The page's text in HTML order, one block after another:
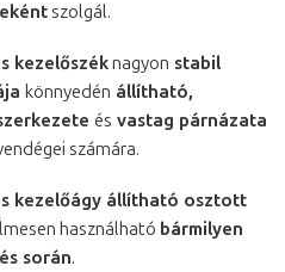
szolgál.
kezelőszéknagyon stabil
könnyedén állítható,
és vastag párnázata
számára.
kezelőágy állítható osztott
használható bármilyen
során.